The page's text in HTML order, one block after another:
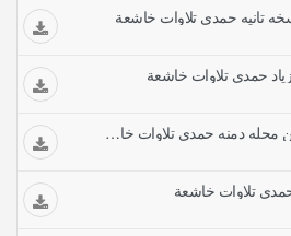
تانيه حمدي تلاوات خاشعة
حمدي تلاوات خاشعة
اخر الاسراء والمطفيين محله دمنه حمدي تلاوات خاشعة
حمدي تلاوات خاشعة